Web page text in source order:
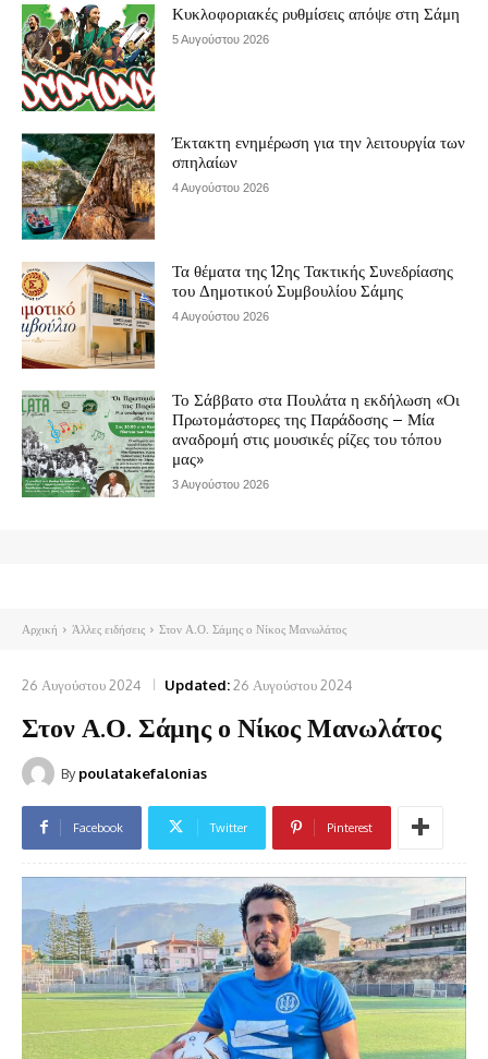
Κυκλοφοριακές ρυθμίσεις απόψε στη Σάμη
5 Αυγούστου 2026
Έκτακτη ενημέρωση για την λειτουργία των
σπηλαίων
4 Αυγούστου 2026
Τα θέματα της 12ης Τακτικής Συνεδρίασης
του Δημοτικού Συμβουλίου Σάμης
4 Αυγούστου 2026
Το Σάββατο στα Πουλάτα η εκδήλωση «Οι
Πρωτομάστορες της Παράδοσης – Μία
αναδρομή στις μουσικές ρίζες του τόπου
μας»
3 Αυγούστου 2026